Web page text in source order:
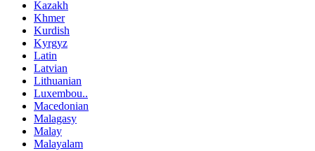
Kazakh
Khmer
Kurdish
Kyrgyz
Latin
Latvian
Lithuanian
Luxembou..
Macedonian
Malagasy
Malay
Malayalam